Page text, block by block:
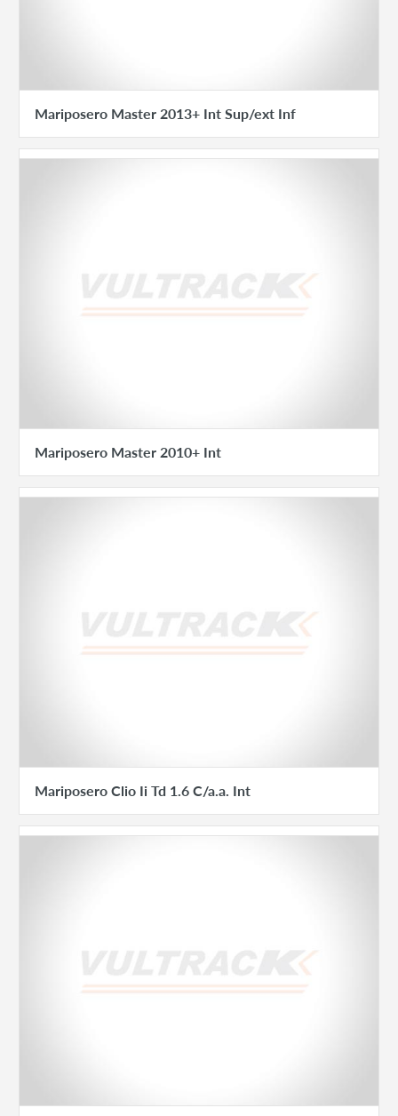
Mariposero Master 2013+ Int Sup/ext Inf
Mariposero Master 2010+ Int
Mariposero Clio Ii Td 1.6 C/a.a. Int